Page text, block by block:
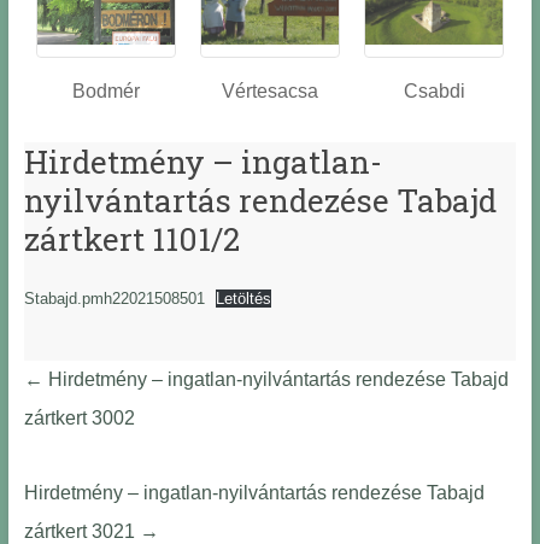
Bodmér Vértesacsa Csabdi
Hirdetmény – ingatlan-
nyilvántartás rendezése Tabajd
zártkert 1101/2
Stabajd.pmh22021508501 Letöltés
← Hirdetmény – ingatlan-nyilvántartás rendezése Tabajd
zártkert 3002
Hirdetmény – ingatlan-nyilvántartás rendezése Tabajd
zártkert 3021 →